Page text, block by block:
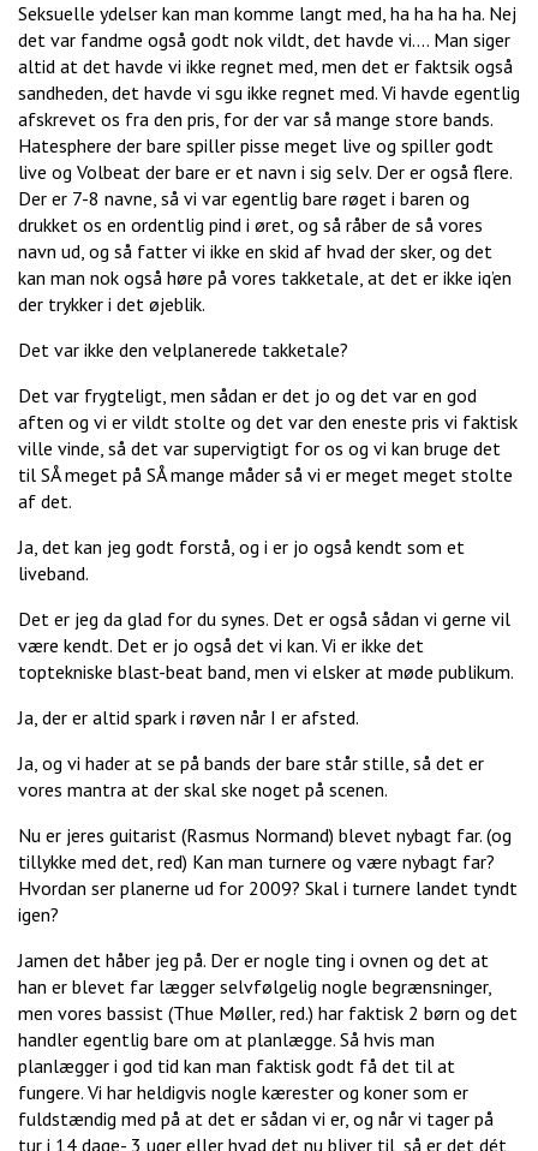
Seksuelle ydelser kan man komme langt med, ha ha ha ha. Nej
det var fandme også godt nok vildt, det havde vi.... Man siger
altid at det havde vi ikke regnet med, men det er faktsik også
sandheden, det havde vi sgu ikke regnet med. Vi havde egentlig
afskrevet os fra den pris, for der var så mange store bands.
Hatesphere der bare spiller pisse meget live og spiller godt
live og Volbeat der bare er et navn i sig selv. Der er også flere.
Der er 7-8 navne, så vi var egentlig bare røget i baren og
drukket os en ordentlig pind i øret, og så råber de så vores
navn ud, og så fatter vi ikke en skid af hvad der sker, og det
kan man nok også høre på vores takketale, at det er ikke iq’en
der trykker i det øjeblik.
Det var ikke den velplanerede takketale?
Det var frygteligt, men sådan er det jo og det var en god
aften og vi er vildt stolte og det var den eneste pris vi faktisk
ville vinde, så det var supervigtigt for os og vi kan bruge det
til SÅ meget på SÅ mange måder så vi er meget meget stolte
af det.
Ja, det kan jeg godt forstå, og i er jo også kendt som et
liveband.
Det er jeg da glad for du synes. Det er også sådan vi gerne vil
være kendt. Det er jo også det vi kan. Vi er ikke det
toptekniske blast-beat band, men vi elsker at møde publikum.
Ja, der er altid spark i røven når I er afsted.
Ja, og vi hader at se på bands der bare står stille, så det er
vores mantra at der skal ske noget på scenen.
Nu er jeres guitarist (Rasmus Normand) blevet nybagt far. (og
tillykke med det, red) Kan man turnere og være nybagt far?
Hvordan ser planerne ud for 2009? Skal i turnere landet tyndt
igen?
Jamen det håber jeg på. Der er nogle ting i ovnen og det at
han er blevet far lægger selvfølgelig nogle begrænsninger,
men vores bassist (Thue Møller, red.) har faktisk 2 børn og det
handler egentlig bare om at planlægge. Så hvis man
planlægger i god tid kan man faktisk godt få det til at
fungere. Vi har heldigvis nogle kærester og koner som er
fuldstændig med på at det er sådan vi er, og når vi tager på
tur i 14 dage- 3 uger eller hvad det nu bliver til, så er det dét